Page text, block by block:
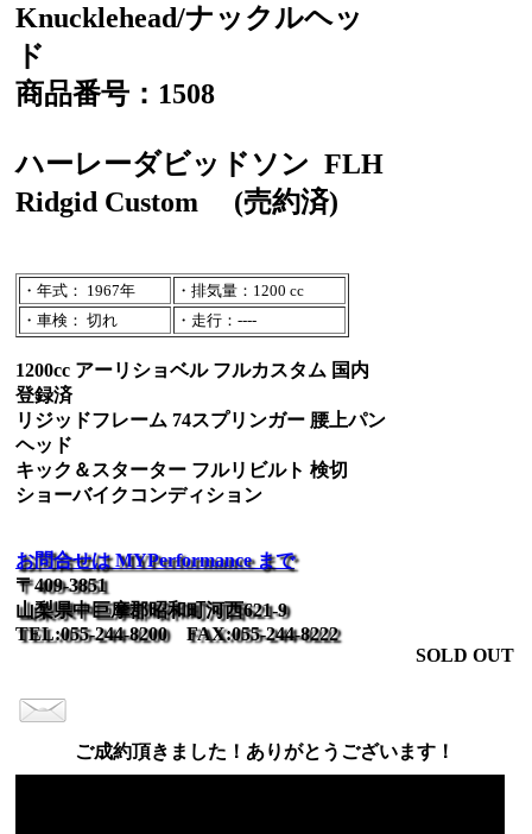
Knucklehead/ナックルヘッ
ド
商品番号：1508
ハーレーダビッドソン FLH
Ridgid Custom
(売約済)
・年式： 1967年
・排気量：1200 cc
・車検： 切れ
・走行：----
1200cc アーリショベル フルカスタム 国内
登録済
リジッドフレーム 74スプリンガー 腰上パン
ヘッド
キック＆スターター フルリビルト 検切
ショーバイクコンディション
お問合せは MYPerformance まで
〒409-3851
山梨県中巨摩郡昭和町河西621-9
TEL:055-244-8200 FAX:055-244-8222
SOLD OUT
ご成約頂きました！ありがとうございます！